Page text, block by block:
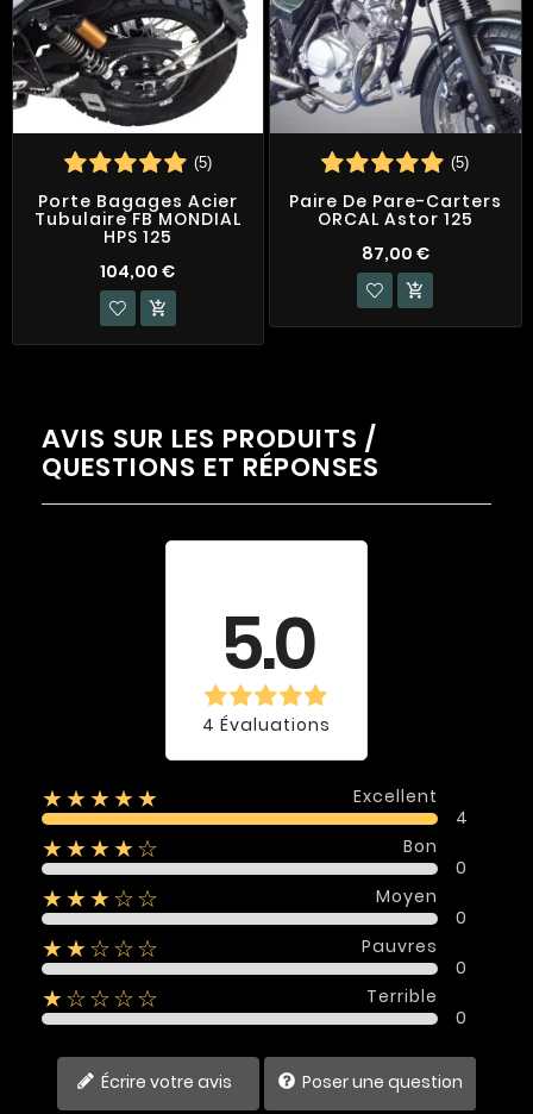
(5)
Porte Bagages Acier
Tubulaire FB MONDIAL
HPS 125
104,00 €

(5)
Paire De Pare-Carters
ORCAL Astor 125
87,00 €

AVIS SUR LES PRODUITS /
QUESTIONS ET RÉPONSES
5.0
4 Évaluations
★★★★★
Excellent
4
★★★★☆
Bon
0
★★★☆☆
Moyen
0
★★☆☆☆
Pauvres
0
★☆☆☆☆
Terrible
0
Écrire votre avis Poser une question